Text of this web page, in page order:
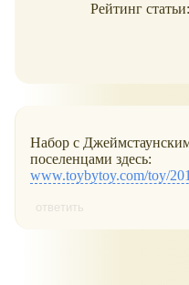
Рейтинг статьи:
Набор с
поселенцами здесь:
www.toybytoy.com/toy/
ответить